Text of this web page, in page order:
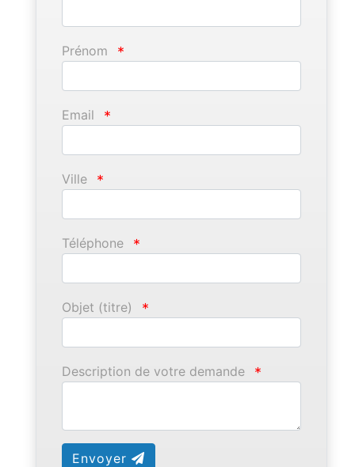
Prénom *
Email *
Ville *
Téléphone *
Objet (titre) *
Description de votre demande *
Envoyer